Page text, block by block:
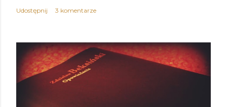
Udostępnij 3 komentarze